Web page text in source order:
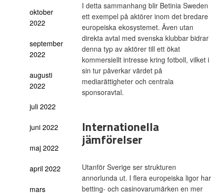
oktober
2022
september
2022
augusti
2022
juli 2022
juni 2022
maj 2022
april 2022
mars
I detta sammanhang blir Betinia Sweden
ett exempel på aktörer inom det bredare
europeiska ekosystemet. Även utan
direkta avtal med svenska klubbar bidrar
denna typ av aktörer till ett ökat
kommersiellt intresse kring fotboll, vilket i
sin tur påverkar värdet på
mediarättigheter och centrala
sponsoravtal.
Internationella
jämförelser
Utanför Sverige ser strukturen
annorlunda ut. I flera europeiska ligor har
betting- och casinovarumärken en mer